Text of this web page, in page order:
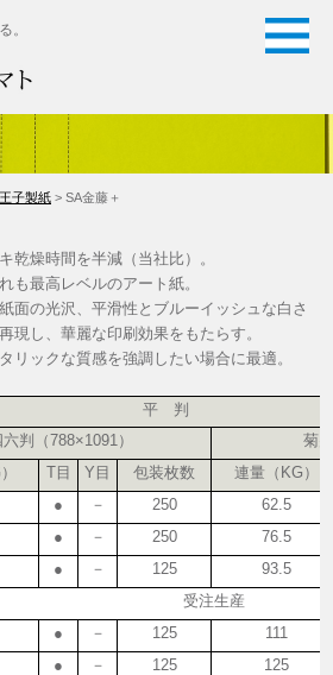
。
王子製紙 > SA金藤＋
乾燥時間を半減（当社比）。
も最高レベルのアート紙。
面の光沢、平滑性とブルーイッシュな白さ
現し、華麗な印刷効果をもたらす。
リックな質感を強調したい場合に最適。
平 判
六判（788×1091）
菊
T目 Y目 包装枚数
連量（KG）
● － 250
62.5
● － 250
76.5
● － 125
93.5
受注生産
● － 125
111
● － 125 125